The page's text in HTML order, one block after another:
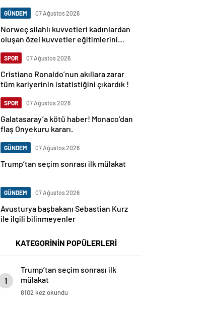
GÜNDEM 07 Ağustos 2026
Norweç silahlı kuvvetleri kadınlardan
oluşan özel kuvvetler eğitimlerini
SPOR 07 Ağustos 2026
Cristiano Ronaldo’nun akıllara zarar
tüm kariyerinin istatistiğini çıkardık !
SPOR 07 Ağustos 2026
Galatasaray’a kötü haber! Monaco’dan
flaş Onyekuru kararı.
GÜNDEM 07 Ağustos 2026
Trump’tan seçim sonrası ilk mülakat
GÜNDEM 07 Ağustos 2026
Avusturya başbakanı Sebastian Kurz
ile ilgili bilinmeyenler
KATEGORİNİN POPÜLERLERİ
1
Trump’tan seçim sonrası ilk
mülakat
8102 kez okundu